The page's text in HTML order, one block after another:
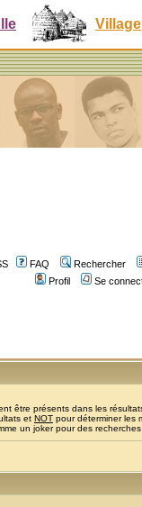
Village
FAQ
Rechercher
Profil
Se
être présents dans les
et NOT pour déterminer les
un joker pour des